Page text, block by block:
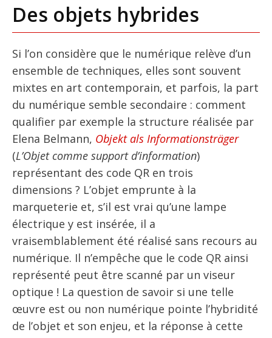
Des objets hybrides
Si l’on considère que le numérique relève d’un
ensemble de techniques, elles sont souvent
mixtes en art contemporain, et parfois, la part
du numérique semble secondaire : comment
qualifier par exemple la structure réalisée par
Elena Belmann, Objekt als Informationsträger
(L’Objet comme support d’information)
représentant des code QR en trois
dimensions ? L’objet emprunte à la
marqueterie et, s’il est vrai qu’une lampe
électrique y est insérée, il a
vraisemblablement été réalisé sans recours au
numérique. Il n’empêche que le code QR ainsi
représenté peut être scanné par un viseur
optique ! La question de savoir si une telle
œuvre est ou non numérique pointe l’hybridité
de l’objet et son enjeu, et la réponse à cette